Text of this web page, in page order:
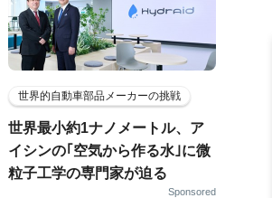
世界的自動車部品メーカーの挑戦
世界最小約1ナノメートル、ア
イシンの｢空気から作る水｣に微
粒子工学の専門家が迫る
Sponsored